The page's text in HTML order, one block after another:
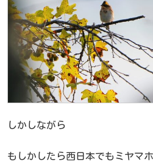
しかしながら
もしかしたら西日本でもミヤマ